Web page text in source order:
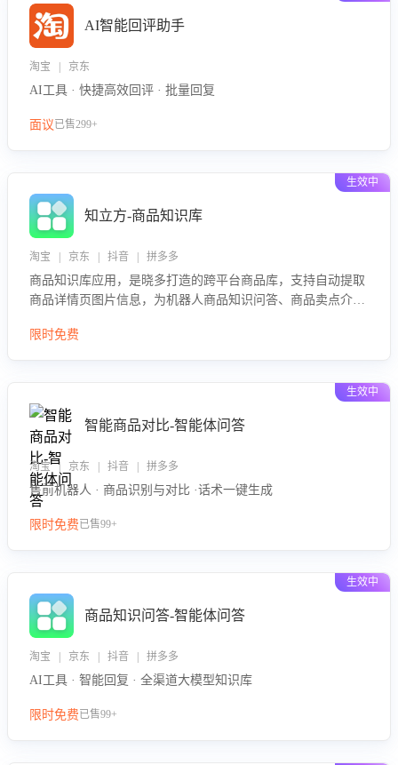
AI智能回评助手
淘宝 | 京东
AI工具 · 快捷高效回评 · 批量回复
面议已售299+
生效中
知立方-商品知识库
淘宝 | 京东 | 抖音 | 拼多多
商品知识库应用，是晓多打造的跨平台商品库，支持自动提取
商品详情页图片信息，为机器人商品知识问答、商品卖点介绍
限时免费
生效中
智能商品对比-智能体问答
淘宝 | 京东 | 抖音 | 拼多多
售前机器人 · 商品识别与对比 ·话术一键生成
限时免费已售99+
生效中
商品知识问答-智能体问答
淘宝 | 京东 | 抖音 | 拼多多
AI工具 · 智能回复 · 全渠道大模型知识库
限时免费已售99+